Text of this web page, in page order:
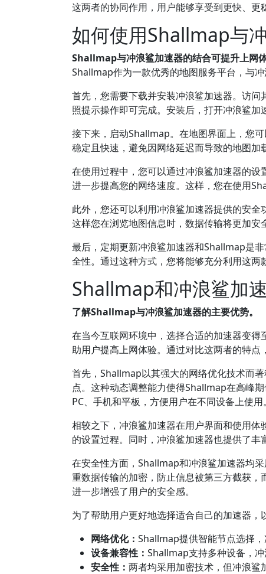
这两者的协同作用，用户能够享受到更快、更
如何使用Shallmap与
Shallmap与冲浪鲨加速器的结合可提升上网体
Shallmap作为一款优秀的地图服务平台，与
首先，您需要下载并安装冲浪鲨加速器。访
照提示操作即可完成。安装后，打开冲浪鲨加
接下来，启动Shallmap。在地图界面上，您
稳定且快速，避免因网络延迟而导致的地图加
在使用过程中，您可以通过冲浪鲨加速器的
进一步提高您的网络速度。这样，您在使用
此外，您还可以利用冲浪鲨加速器提供的安
这样您在浏览地图信息时，数据传输将更加安
最后，定期更新冲浪鲨加速器和Shallmap是
全性。通过这种方式，您将能够充分利用这两
Shallmap和冲浪鲨加
了解Shallmap与冲浪鲨加速器的主要优势。
在当今互联网环境中，选择合适的加速器变
助用户提高上网体验。通过对比这两者的特点
首先，Shallmap以其强大的网络优化技术而
点。这种动态调整能力使得Shallmap在高峰
PC、手机和平板，方便用户在不同设备上使用。
相较之下，冲浪鲨加速器在用户界面和使用
的设置过程。同时，冲浪鲨加速器也提供了丰
在安全性方面，Shallmap和冲浪鲨加速器均
重数据传输的加密，防止信息被第三方截获，
进一步增强了用户的安全感。
为了帮助用户更好地选择适合自己的加速器
网络优化： Shallmap提供智能节点选择，
设备兼容性： Shallmap支持多种设备，冲
安全性： 两者均采用加密技术，但冲浪鲨